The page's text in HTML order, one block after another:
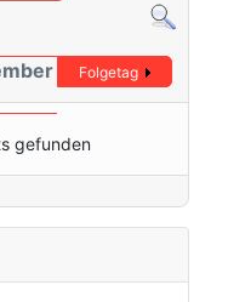
Folgetag
gefunden